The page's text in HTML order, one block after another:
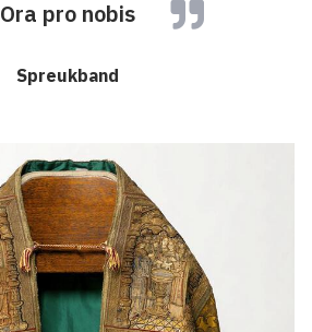
Ora pro nobis
Spreukband